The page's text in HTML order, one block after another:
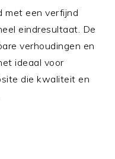
met een verfijnd
eindresultaat. De
verhoudingen en
ideaal voor
die kwaliteit en